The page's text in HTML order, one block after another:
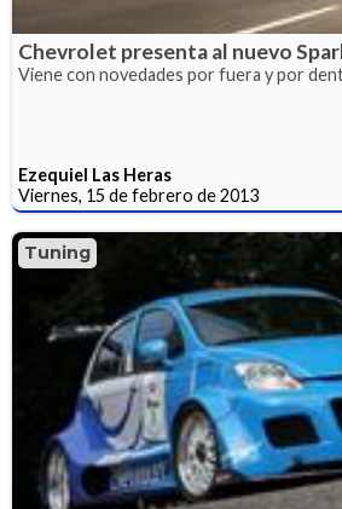
Chevrolet presenta al nuevo
Viene con novedades por fuera y por
Ezequiel Las Heras
Viernes, 15 de febrero de 2013
Tuning